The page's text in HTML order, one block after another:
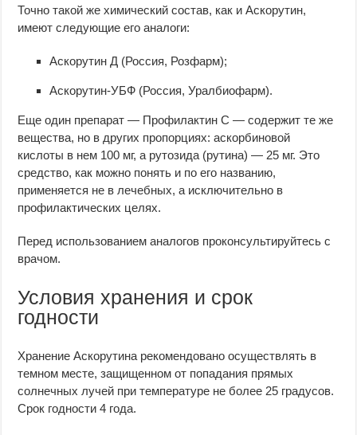
Точно такой же химический состав, как и Аскорутин,
имеют следующие его аналоги:
Аскорутин Д (Россия, Розфарм);
Аскорутин-УБФ (Россия, Уралбиофарм).
Еще один препарат — Профилактин С — содержит те же
вещества, но в других пропорциях: аскорбиновой
кислоты в нем 100 мг, а рутозида (рутина) — 25 мг. Это
средство, как можно понять и по его названию,
применяется не в лечебных, а исключительно в
профилактических целях.
Перед использованием аналогов проконсультируйтесь с
врачом.
Условия хранения и срок
годности
Хранение Аскорутина рекомендовано осуществлять в
темном месте, защищенном от попадания прямых
солнечных лучей при температуре не более 25 градусов.
Срок годности 4 года.